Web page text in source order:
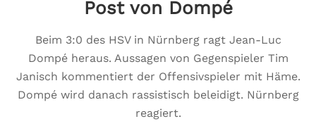
Post von Dompé
Beim 3:0 des HSV in Nürnberg ragt Jean-Luc
Dompé heraus. Aussagen von Gegenspieler Tim
Janisch kommentiert der Offensivspieler mit Häme.
Dompé wird danach rassistisch beleidigt. Nürnberg
reagiert.